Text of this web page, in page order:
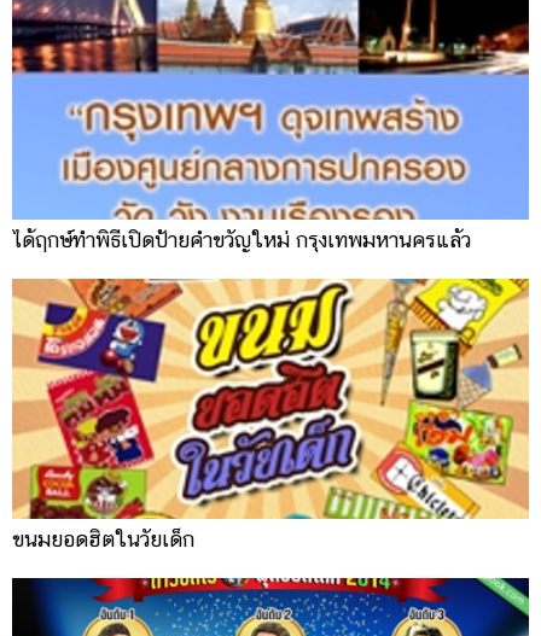
ได้ฤกษ์ทำพิธีเปิดป้ายคำขวัญใหม่ กรุงเทพมหานครแล้ว
ขนมยอดฮิตในวัยเด็ก